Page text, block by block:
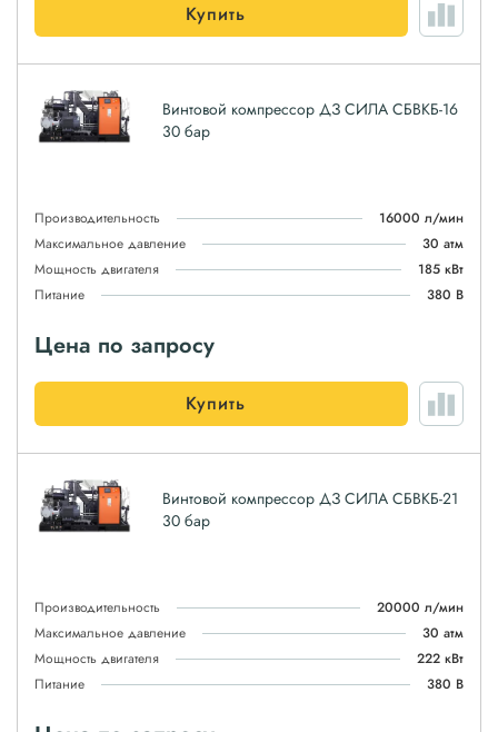
Купить
Винтовой компрессор ДЗ СИЛА СБВКБ-16
30 бар
Производительность
16000 л/мин
Максимальное давление
30 атм
Мощность двигателя
185 кВт
Питание
380 В
Цена по запросу
Купить
Винтовой компрессор ДЗ СИЛА СБВКБ-21
30 бар
Производительность
20000 л/мин
Максимальное давление
30 атм
Мощность двигателя
222 кВт
Питание
380 В